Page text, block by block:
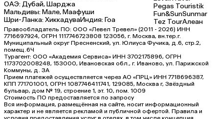
ОАЭ:Дубай,Шарджа
Мальдивы:Мале,Маафуши
Шри-Ланка:ХиккадуваИндия:Гоа
Pegas Touristik
Fun&SunSunmar
Tez TourАлеан
Правообладатель ПО: ООО «Левел Тревел» (2011 - 2026) ИНН
7716697924, ОГРН 1117746723808 123056, г. Москва, вн.тер.г.
Муниципальный округ Пресненский, ул. Юлиуса Фучика, д.6, стр.2,
помещ.6Ч
Турагент: ООО «Академия Сервиса» ИНН 3702175896, ОГРН
1173702008248, 153000, Ивановская обл., г. Иваново, ул. Парижской
Коммуны, д. ЗА
Прием платежей осуществляется через АО «ПРЦ» ИНН 7718696387,
КПП 771701001, ОГРН 1087746411741, 129085, Москва г, Звёздный
бульвар, дом № 19, строение 1, эт. 10, пом. 1009
Стоимость ПО предоставляется по запросу
Вся информация, размещённая на сайте, носит информационный
характер и не является рекламой и публичной офертой. Правила и